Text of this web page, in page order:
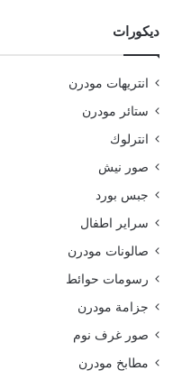
ديكورات
انتريهات مودرن
ستائر مودرن
انترلوك
صور نيش
جبس بورد
سراير اطفال
صالونات مودرن
رسومات حوائط
جزامة مودرن
صور غرف نوم
مطابخ مودرن